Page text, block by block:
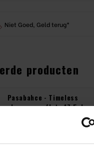
Niet Goed, Geld terug*
producten
Pasabahce - Timeless
champagne flute 17,5cl -